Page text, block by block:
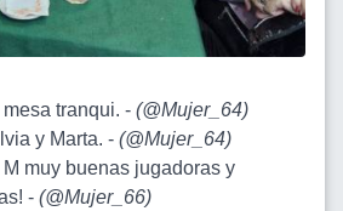
tranqui. - (@Mujer_64)
y Marta. - (@Mujer_64)
muy buenas jugadoras y
- (@Mujer_66)